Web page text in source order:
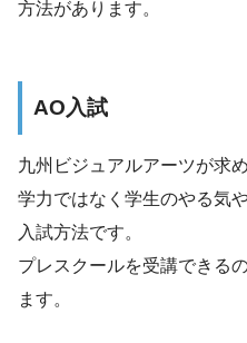
方法があります。
AO入試
九州ビジュアルアーツが求
学力ではなく学生のやる気
入試方法です。
プレスクールを受講できる
ます。